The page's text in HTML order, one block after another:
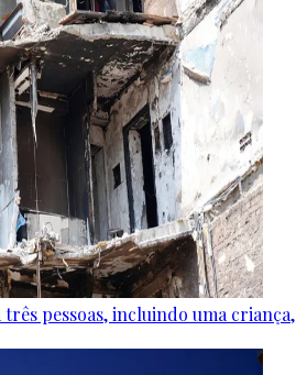
três pessoas, incluindo uma criança,